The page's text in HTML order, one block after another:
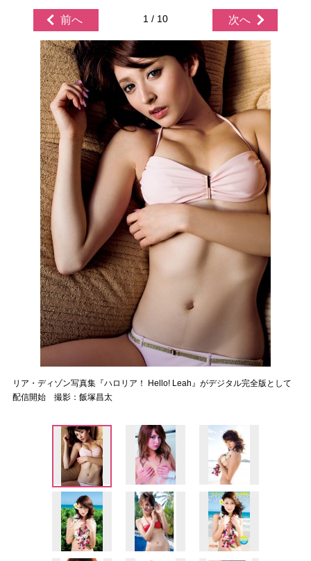
前へ 1 / 10 次へ
リア・ディゾン写真集『ハロリア！ Hello! Leah』がデジタル完全版として
配信開始 撮影：飯塚昌太